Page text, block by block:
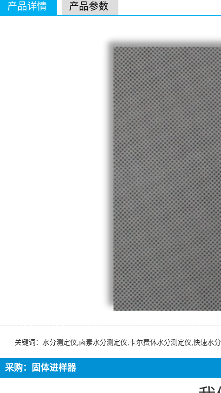
产品详情 产品参数
关键词：水分测定仪,卤素水分测定仪,卡尔费休水分测定仪,快速水
采购：固体进样器